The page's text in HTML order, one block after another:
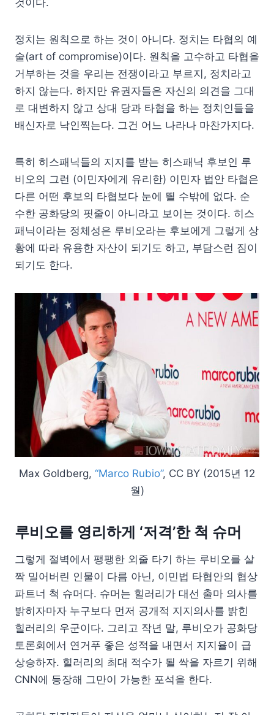
정치는 원칙으로 하는 것이 아니다. 정치는 타협의 예
술(art of compromise)이다. 원칙을 고수하고 타협을
거부하는 것을 우리는 전쟁이라고 부르지, 정치라고
하지 않는다. 하지만 유권자들은 자신의 의견을 그대
로 대변하지 않고 상대 당과 타협을 하는 정치인들을
배신자로 낙인찍는다. 그건 어느 나라나 마찬가지다.
특히 히스패닉들의 지지를 받는 히스패닉 후보인 루
비오의 그런 (이민자에게 유리한) 이민자 법안 타협은
다른 어떤 후보의 타협보다 눈에 띌 수밖에 없다. 순
수한 공화당의 핏줄이 아니라고 보이는 것이다. 히스
패닉이라는 정체성은 루비오라는 후보에게 그렇게 상
황에 따라 유용한 자산이 되기도 하고, 부담스런 짐이
되기도 한다.
Max Goldberg, “Marco Rubio”, CC BY (2015년 12
월)
루비오를 영리하게 ‘저격’한 척 슈머
그렇게 절벽에서 팽팽한 외줄 타기 하는 루비오를 살
짝 밀어버린 인물이 다름 아닌, 이민법 타협안의 협상
파트너 척 슈머다. 슈머는 힐러리가 대선 출마 의사를
밝히자마자 누구보다 먼저 공개적 지지의사를 밝힌
힐러리의 우군이다. 그리고 작년 말, 루비오가 공화당
토론회에서 연거푸 좋은 성적을 내면서 지지율이 급
상승하자. 힐러리의 최대 적수가 될 싹을 자르기 위해
CNN에 등장해 그만이 가능한 포석을 한다.